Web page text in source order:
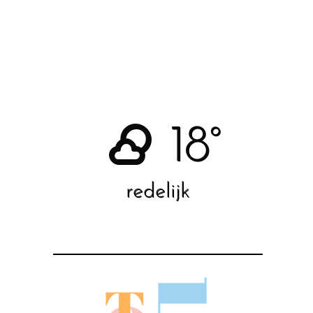
18°
redelijk